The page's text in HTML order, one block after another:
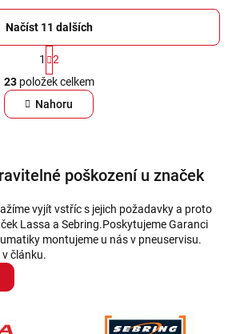
O
v
l
á
c
p
r
v
Načíst 11 dalších
S
t
r
á
n
á
í
1
2
23položek celkem
Nahoru
poškození u značek
vyjít vstříc s jejich požadavky a proto
Lassa a Sebring.Poskytujeme Garanci
montujeme u nás v pneuservisu.
článku.